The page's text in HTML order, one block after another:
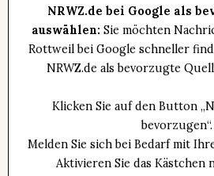
NRWZ.de bei Google als
auswählen: Sie möchten
Rottweil bei Google schneller
NRWZ.de als bevorzugte
Klicken Sie auf den Button
bevorzugen“.
Melden Sie sich bei Bedarf mit
Aktivieren Sie das Kästchen